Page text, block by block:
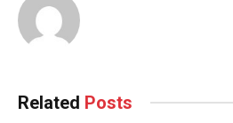
Related Posts